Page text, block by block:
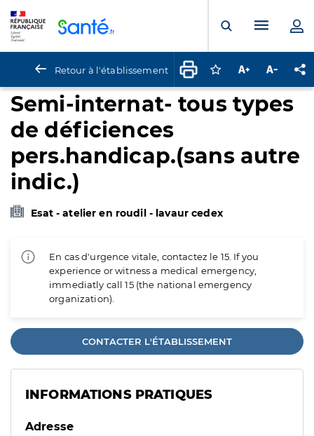
Ouvrir laMenu
Retour à l'établissement Connectez-vous
Augmenter la
Semi-internat- tous types
de déficiences
pers.handicap.(sans autre
indic.)
Esat - atelier en roudil - lavaur cedex
En cas d'urgence vitale, contactez le 15. If you
experience or witness a medical emergency,
immediatly call 15 (the national emergency
organization).
CONTACTER L'ÉTABLISSEMENT
INFORMATIONS PRATIQUES
Adresse